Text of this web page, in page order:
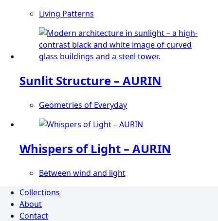
werden
auf.
Optionen
können
Produktseite
werden
Living Patterns
Dieses
Produkt
mehrere
auf.
Optionen
können
Produktseite
werden
Sunlit Structure – AURIN
Geometries of Everyday
Dieses
Produkt
mehrere
auf.
Optionen
können
Whispers of Light – AURIN
Between wind and light
Produkt
weist
Collections
About
Contact